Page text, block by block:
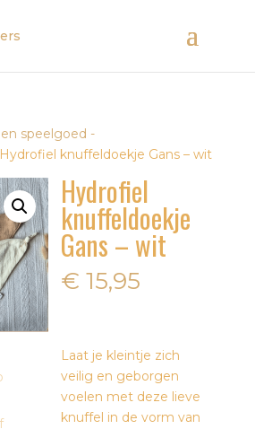
speelgoed -
knuffeldoekje Gans – wit
Hydrofiel
knuffeldoekje
Gans – wit
€ 15,95
Laat je kleintje zich
veilig en geborgen
voelen met deze lieve
knuffel in de vorm van